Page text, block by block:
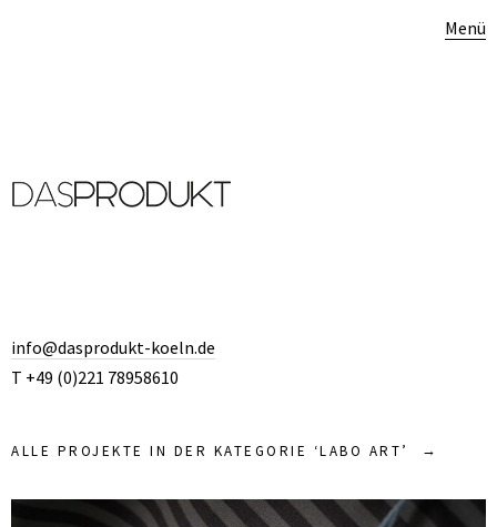
Menü
info@dasprodukt-koeln.de
T +49 (0)221 78958610
ALLE PROJEKTE IN DER KATEGORIE ‘LABO ART’